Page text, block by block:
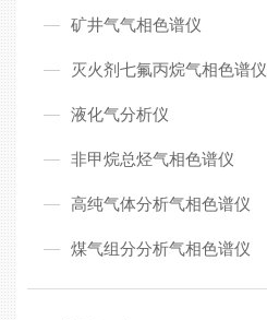
矿井气气相色谱仪
灭火剂七氟丙烷气相色谱仪
液化气分析仪
非甲烷总烃气相色谱仪
高纯气体分析气相色谱仪
煤气组分分析气相色谱仪